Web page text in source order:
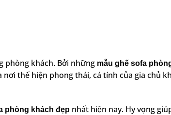
phòng khách. Bởi những mẫu ghế sofa
thể hiện phong thái, cá tính của gia chủ
phòng khách đẹp nhất hiện nay. Hy vọng